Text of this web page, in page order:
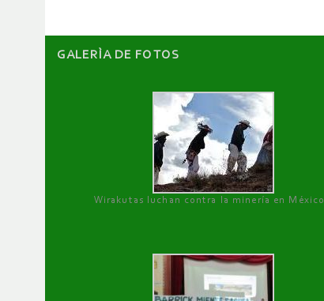
GALERÌA DE FOTOS
Wirakutas luchan contra la minería en México